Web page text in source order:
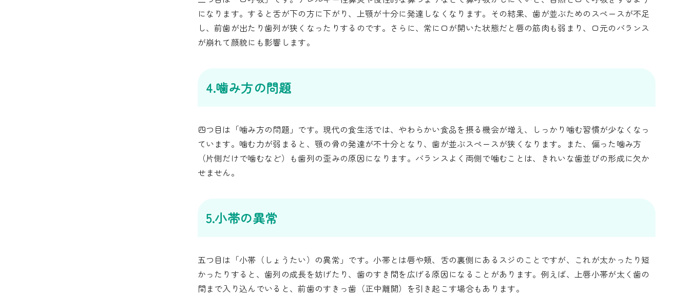
になります。すると舌が下の方に下がり、上顎が十分に発達しなくなります。その結果、歯が並ぶためのスペースが不足
し、前歯が出たり歯列が狭くなったりするのです。さらに、常に口が開いた状態だと唇の筋肉も弱まり、口元のバランス
が崩れて顔貌にも影響します。
4.噛み方の問題
四つ目は「噛み方の問題」です。現代の食生活では、やわらかい食品を摂る機会が増え、しっかり噛む習慣が少なくなっ
ています。噛む力が弱まると、顎の骨の発達が不十分となり、歯が並ぶスペースが狭くなります。また、偏った噛み方
（片側だけで噛むなど）も歯列の歪みの原因になります。バランスよく両側で噛むことは、きれいな歯並びの形成に欠か
せません。
5.小帯の異常
五つ目は「小帯（しょうたい）の異常」です。小帯とは唇や頬、舌の裏側にあるスジのことですが、これが太かったり短
かったりすると、歯列の成長を妨げたり、歯のすき間を広げる原因になることがあります。例えば、上唇小帯が太く歯の
間まで入り込んでいると、前歯のすきっ歯（正中離開）を引き起こす場合もあります。